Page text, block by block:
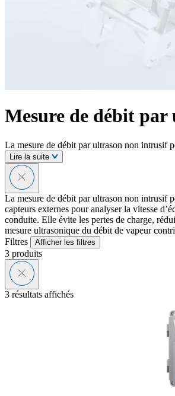
Mesure de débit
La mesure de débit par ultrason non intrusif
Lire la suite
La mesure de débit par ultrason non intrusif
capteurs externes pour analyser la vitesse
conduite. Elle évite les pertes de charge,
mesure ultrasonique du débit de vapeur
Filtres
Afficher les filtres
3 produits
3 résultats affichés